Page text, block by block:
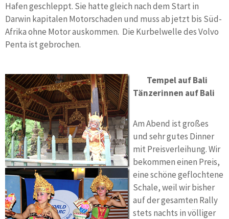
Hafen geschleppt. Sie hatte gleich nach dem Start in
Darwin kapitalen Motorschaden und muss ab jetzt bis Süd-
Afrika ohne Motor auskommen. Die Kurbelwelle des Volvo
Penta ist gebrochen.
Tempel auf Bali
Tänzerinnen auf Bali
Am Abend ist großes
und sehr gutes Dinner
mit Preisverleihung. Wir
bekommen einen Preis,
eine schöne geflochtene
Schale, weil wir bisher
auf der gesamten Rally
stets nachts in völliger